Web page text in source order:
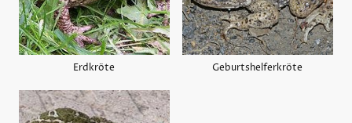
Erdkröte Geburtshelferkröte